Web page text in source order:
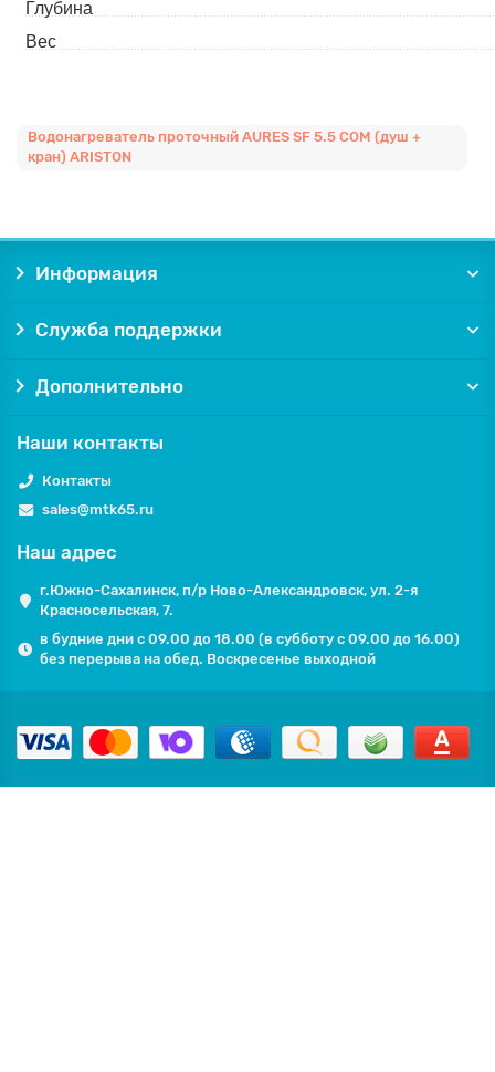
Глубина
Вес
Водонагреватель проточный AURES SF 5.5 COM (душ +
кран) ARISTON
Информация
Служба поддержки
Дополнительно
Наши контакты
Контакты
sales@mtk65.ru
Наш адрес
г.Южно-Сахалинск, п/р Ново-Александровск, ул. 2-я
Красносельская, 7.
в будние дни с 09.00 до 18.00 (в субботу с 09.00 до 16.00)
без перерыва на обед. Воскресенье выходной